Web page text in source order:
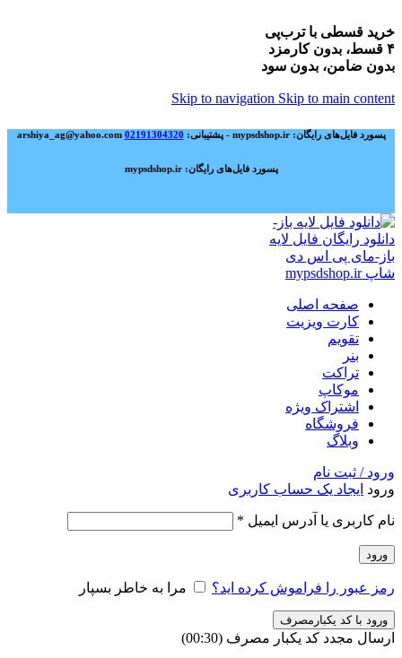
خرید قسطی با ترب‌پی
۴ قسط، بدون کارمزد
بدون ضامن، بدون سود
Skip to navigation Skip to main content
پسورد فایل‌های رایگان: mypsdshop.ir - پشتیبانی: arshiya_ag@yahoo.com 02191304320
پسورد فایل‌های رایگان: mypsdshop.ir
صفحه اصلی
کارت ویزیت
تقویم
بنر
تراکت
موکاپ
اشتراک ویژه
فروشگاه
وبلاگ
ورود / ثبت نام
ورود ایجاد یک حساب کاربری
نام کاربری یا آدرس ایمیل *
ورود
رمز عبور را فراموش کرده اید؟ مرا به خاطر بسپار
ورود با کد یکبارمصرف
ارسال مجدد کد یکبار مصرف (00:
30
)